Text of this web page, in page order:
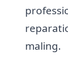
maling.